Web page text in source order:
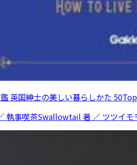
英国紳士の美しい暮らしかた
執事喫茶Swallowtail 著 ／ ツツイ